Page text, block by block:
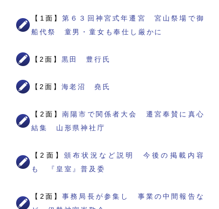
【1面】第６３回神宮式年遷宮 宮山祭場で御
船代祭 童男・童女も奉仕し厳かに
【2面】 黒田 豊行氏
【2面】 海老沼 堯氏
【2面】南陽市で関係者大会 遷宮奉賛に真心
結集 山形県神社庁
【2面】 頒布状況など説明 今後の掲載内容
も 『皇室』普及委
【2面】事務局長が参集し 事業の中間報告な